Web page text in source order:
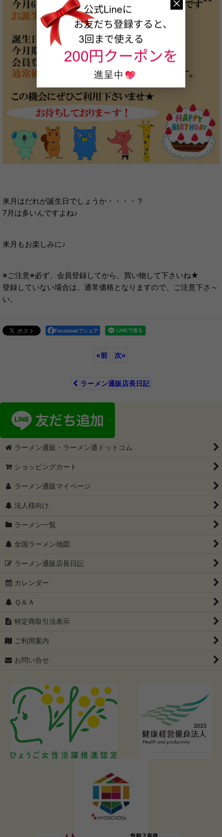
来月はだれが誕生日でしょうか・・・・？
7月は多いんですよね♪
来月もお楽しみに♪
※ご注意※必ず、会員登録してから、買い物して下さいね★
登録していない場合は、通常価格となりますので、ご注意下さ～
い。
Facebookでシェア
«前 次»
ラーメン通販店長日記
ラーメン通販・ラーメン通ドットコム
ショッピングカート
ラーメン通販マイページ
法人様向け
ラーメン一覧
全国ラーメン地図
ラーメン通販店長日記
カレンダー
Ｑ＆Ａ
特定商取引法表示
ご利用案内
お問い合せ